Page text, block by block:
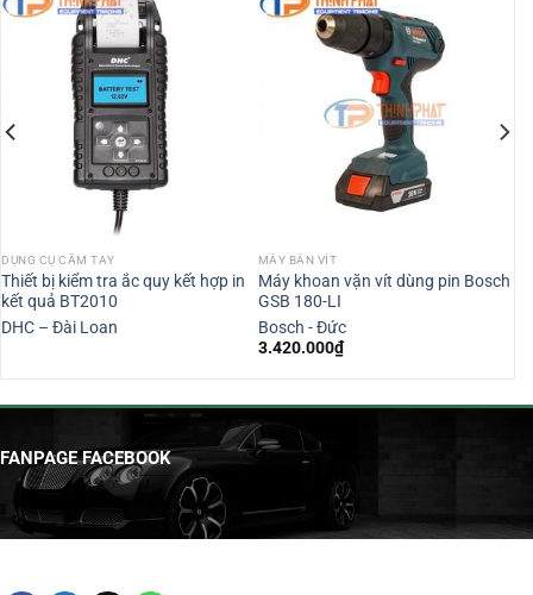
DỤNG CỤ CẦM TAY
Thiết bị kiểm tra ắc quy kết hợp in
kết quả BT2010
DHC – Đài Loan
MÁY BẮN VÍT
Máy khoan vặn vít dùng pin Bosch
GSB 180-LI
Bosch - Đức
3.420.000₫
FANPAGE FACEBOOK